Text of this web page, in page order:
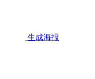
生成海报